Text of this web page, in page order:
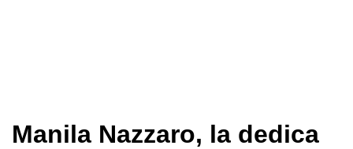
Manila Nazzaro, la dedica